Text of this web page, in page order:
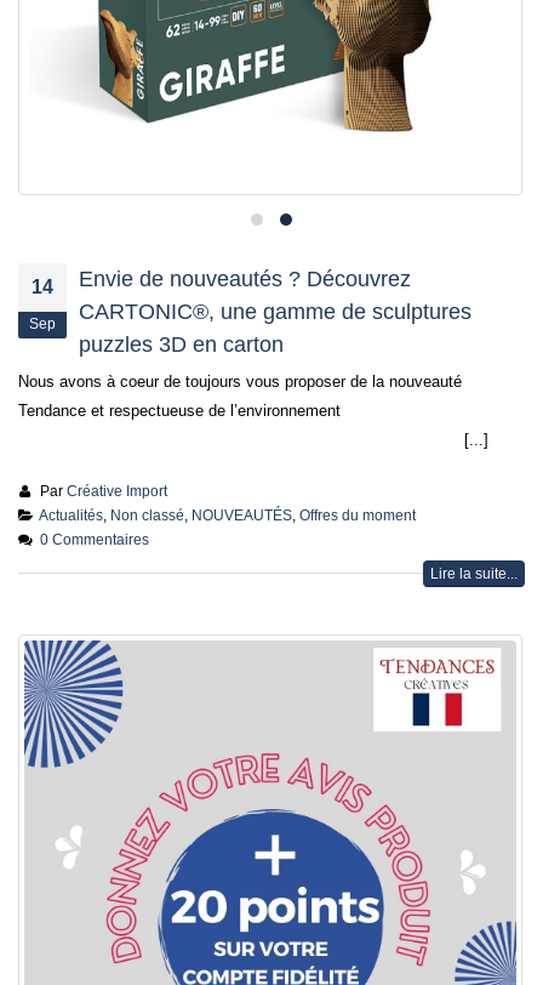
14
Sep
Envie de nouveautés ? Découvrez
CARTONIC®, une gamme de sculptures
puzzles 3D en carton
Nous avons à coeur de toujours vous proposer de la nouveauté
Tendance et respectueuse de l’environnement
[...]
Par Créative Import
Actualités, Non classé NOUVEAUTÉS, Offres du moment
0 Commentaires
Lire la suite...